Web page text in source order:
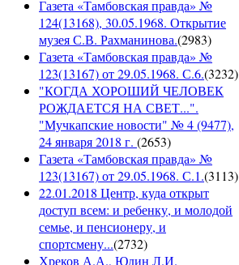
Газета «Тамбовская правда» №
124(13168), 30.05.1968. Открытие
музея С.В. Рахманинова.(2983)
Газета «Тамбовская правда» №
123(13167) от 29.05.1968. С.6.(3232)
"КОГДА ХОРОШИЙ ЧЕЛОВЕК
РОЖДАЕТСЯ НА СВЕТ...".
"Мучкапские новости" № 4 (9477),
24 января 2018 г. (2653)
Газета «Тамбовская правда» №
123(13167) от 29.05.1968. С.1.(3113)
22.01.2018 Центр, куда открыт
доступ всем: и ребенку, и молодой
семье, и пенсионеру, и
спортсмену...(2732)
Хреков А.А., Юдин Л.И.